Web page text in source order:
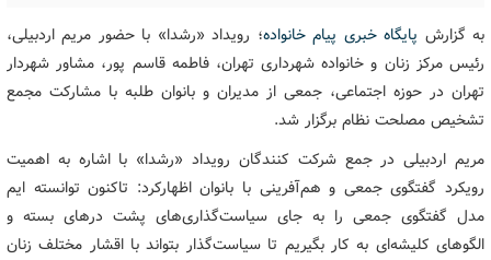
به گزارش پایگاه خبری پیام خانواده؛ رویداد «رشدا» با حضور مریم اردبیلی،
رئیس مرکز زنان و خانواده شهرداری تهران، فاطمه قاسم پور، مشاور شهردار
تهران در حوزه اجتماعی، جمعی از مدیران و بانوان طلبه با مشارکت مجمع
تشخیص مصلحت نظام برگزار شد.
مریم اردبیلی در جمع شرکت‏‬ کنندگان رویداد «رشدا» با اشاره به اهمیت
رویکرد گفتگوی جمعی و هم‌آفرینی با بانوان اظهارکرد: تاکنون توانسته ایم
مدل گفتگوی جمعی را به جای سیاست‌گذاری‌های پشت درهای بسته و
الگوهای کلیشه‌ای به کار بگیریم تا سیاست‌گذار بتواند با اقشار مختلف زنان